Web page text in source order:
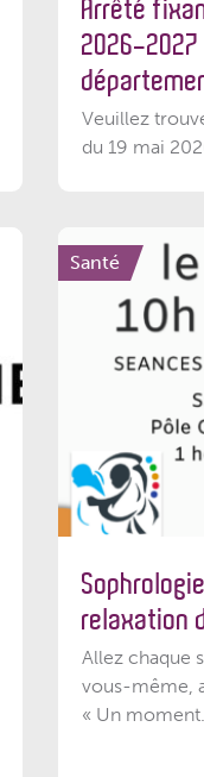
Arrêté
2026-2027
Veuillez
du 19 mai
Santé
relaxation
Allez chaque
vous-même,
« Un